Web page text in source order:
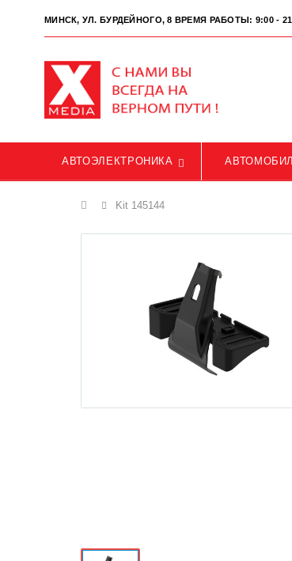
МИНСК, УЛ. БУРДЕЙНОГО, 8 ВРЕМЯ РАБОТЫ: 9:00 -
АВТОЭЛЕКТРОНИКА
Главная
Kit 145144